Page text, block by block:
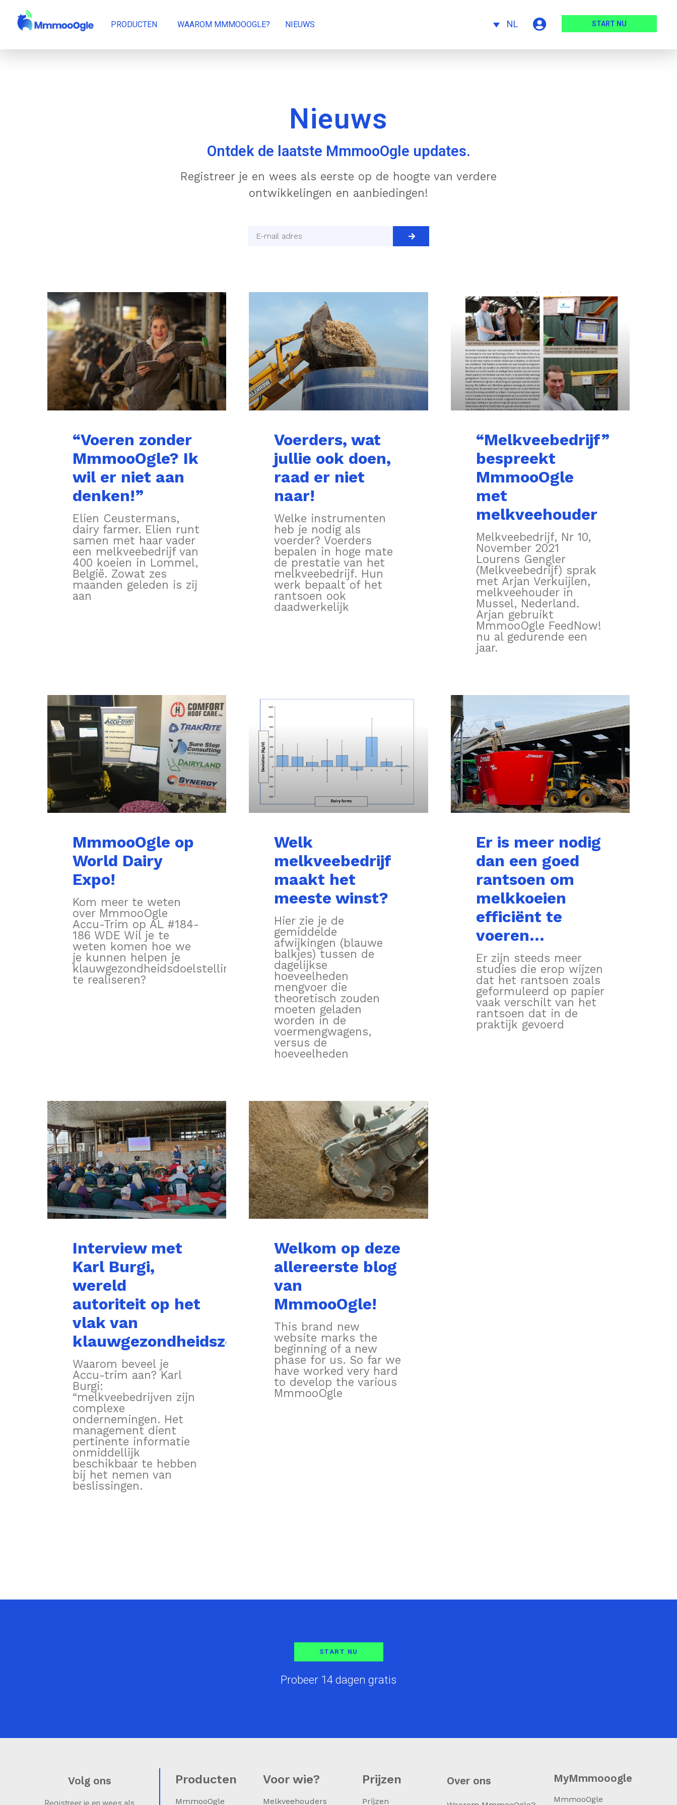
PRODUCTEN WAAROM MMMOOOGLE? NIEUWS NL START NU
Nieuws
Ontdek de laatste MmmooOgle updates.
Registreer je en wees als eerste op de hoogte van verdere
ontwikkelingen en aanbiedingen!
“Voeren zonder
MmmooOgle? Ik
wil er niet aan
denken!”
Elien Ceustermans,
dairy farmer. Elien runt
samen met haar vader
een melkveebedrijf van
400 koeien in Lommel,
België. Zowat zes
maanden geleden is zij
aan
Voerders, wat
jullie ook doen,
raad er niet
naar!
Welke instrumenten
heb je nodig als
voerder? Voerders
bepalen in hoge mate
de prestatie van het
melkveebedrijf. Hun
werk bepaalt of het
rantsoen ook
daadwerkelijk
“Melkveebedrijf”
bespreekt
MmmooOgle
met
melkveehouder
Melkveebedrijf, Nr 10,
November 2021
Lourens Gengler
(Melkveebedrijf) sprak
met Arjan Verkuijlen,
melkveehouder in
Mussel, Nederland.
Arjan gebruikt
MmmooOgle FeedNow!
nu al gedurende een
jaar.
MmmooOgle op
World Dairy
Expo!
Kom meer te weten
over MmmooOgle
Accu-Trim op AL #184-
186 WDE Wil je te
weten komen hoe we
je kunnen helpen je
klauwgezondheidsdoelstellingen
te realiseren?
Welk
melkveebedrijf
maakt het
meeste winst?
Hier zie je de
gemiddelde
afwijkingen (blauwe
balkjes) tussen de
dagelijkse
hoeveelheden
mengvoer die
theoretisch zouden
moeten geladen
worden in de
voermengwagens,
versus de
hoeveelheden
Er is meer nodig
dan een goed
rantsoen om
melkkoeien
efficiënt te
voeren…
Er zijn steeds meer
studies die erop wijzen
dat het rantsoen zoals
geformuleerd op papier
vaak verschilt van het
rantsoen dat in de
praktijk gevoerd
Interview met
Karl Burgi,
wereld
autoriteit op het
vlak van
klauwgezondheidszorg.
Waarom beveel je
Accu-trim aan? Karl
Burgi:
“melkveebedrijven zijn
complexe
ondernemingen. Het
management dient
pertinente informatie
onmiddellijk
beschikbaar te hebben
bij het nemen van
beslissingen.
Welkom op deze
allereerste blog
van
MmmooOgle!
This brand new
website marks the
beginning of a new
phase for us. So far we
have worked very hard
to develop the various
MmmooOgle
START NU
Probeer 14 dagen gratis
Volg ons Producten
MmmooOgle
Voor wie?
Melkveehouders
Prijzen
Prijzen
Over ons MyMmmooogle
MmmooOgle